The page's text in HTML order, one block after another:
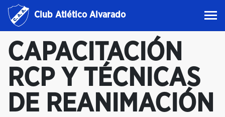
Club Atlético Alvarado
CAPACITACIÓN
RCP Y TÉCNICAS
DE REANIMACIÓN